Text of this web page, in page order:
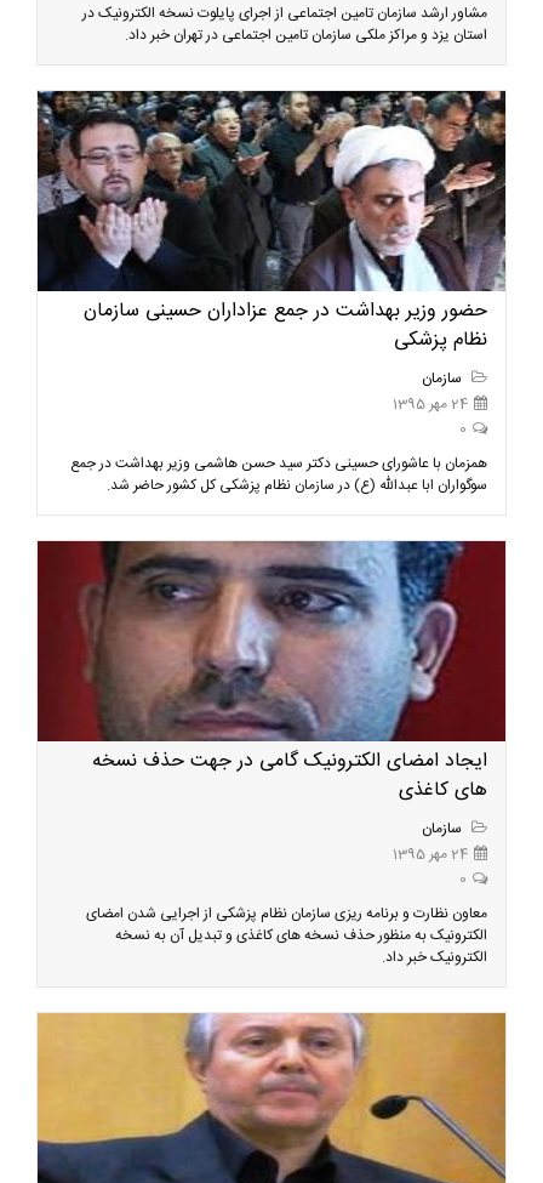
مشاور ارشد سازمان تامین اجتماعی از اجرای پایلوت نسخه الکترونیک در
استان یزد و مراکز ملکی سازمان تامین اجتماعی در تهران خبر داد.
حضور وزیر بهداشت در جمع عزاداران حسینی سازمان
نظام پزشکی
سازمان
24 مهر 1395
0
همزمان با عاشورای حسینی دکتر سید حسن هاشمی وزیر بهداشت در جمع
سوگواران ابا عبدالله (ع) در سازمان نظام پزشکی کل کشور حاضر شد.
ایجاد امضای الکترونیک گامی در جهت حذف نسخه
های کاغذی
سازمان
24 مهر 1395
0
معاون نظارت و برنامه ریزی سازمان نظام پزشکی از اجرایی شدن امضای
الکترونیک به منظور حذف نسخه های کاغذی و تبدیل آن به نسخه
الکترونیک خبر داد.